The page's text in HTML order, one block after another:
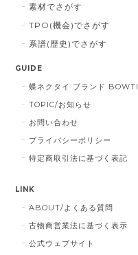
素材でさがす
TPO(機会)でさがす
系譜(歴史)でさがす
GUIDE
蝶ネクタイ ブランド
TOPIC/お知らせ
お問い合わせ
プライバシーポリシー
特定商取引法に基づく表記
LINK
ABOUT/よくある質問
古物商営業法に基づく表示
公式ウェブサイト